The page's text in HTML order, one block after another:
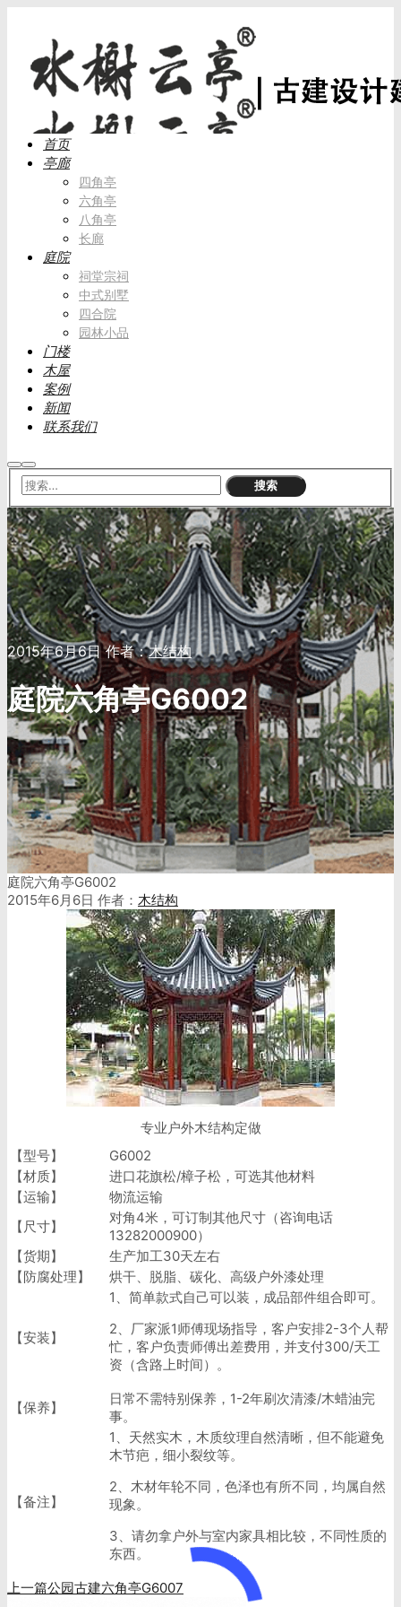
首页
亭廊
四角亭
六角亭
八角亭
长廊
庭院
祠堂宗祠
中式别墅
四合院
园林小品
门楼
木屋
案例
新闻
联系我们
搜 主
菜
单
2015年6月6日作者：木结构
庭院六角亭G6002
庭院六角亭G6002
2015年6月6日 作者： 木结构
专业户外木结构定做
【型号】
G6002
【材质】
进口花旗松/樟子松，可选其他材料
【运输】
物流运输
【尺寸】
对角4米，可订制其他尺寸（咨询电话
13282000900）
【货期】
生产加工30天左右
【防腐处理】
烘干、脱脂、碳化、高级户外漆处理
【安装】
1、简单款式自己可以装，成品部件组合即可。
2、厂家派1师傅现场指导，客户安排2-3个人帮
忙，客户负责师傅出差费用，并支付300/天工
资（含路上时间）。
【保养】
日常不需特别保养，1-2年刷次清漆/木蜡油完
事。
【备注】
1、天然实木，木质纹理自然清晰，但不能避免
木节疤，细小裂纹等。
2、木材年轮不同，色泽也有所不同，均属自然
现象。
3、请勿拿户外与室内家具相比较，不同性质的
东西。
上一篇公园古建六角亭G6007